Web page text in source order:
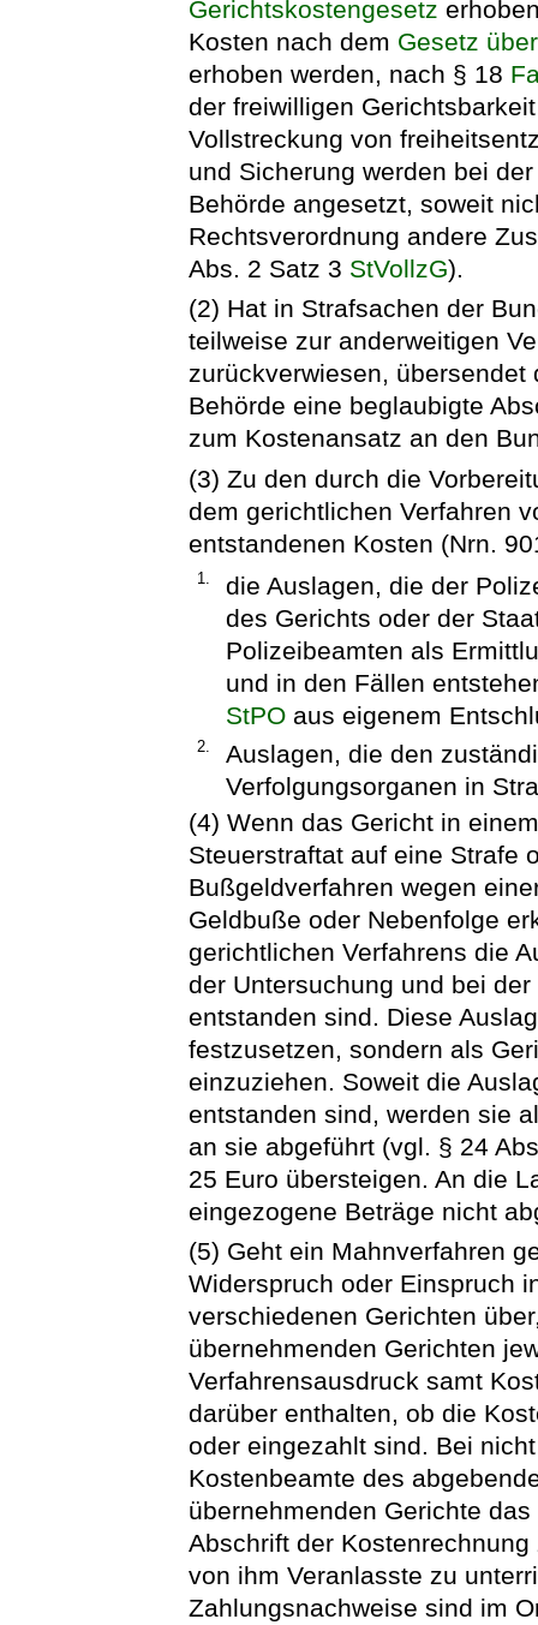
Gerichtskostengesetz
Kosten nach dem Gesetz
erhoben werden, nach § 18
der freiwilligen
Vollstreckung von
und Sicherung werden bei
Behörde angesetzt, soweit
Rechtsverordnung andere
Abs. 2 Satz 3 StVollzG).
(2) Hat in Strafsachen der
teilweise zur anderweitigen
zurückverwiesen,
Behörde eine beglaubigte
zum Kostenansatz an den
(3) Zu den durch die
dem gerichtlichen Verfahren
entstandenen Kosten (Nrn.
1.
die Auslagen, die der
des Gerichts oder der
Polizeibeamten als
und in den Fällen
StPOaus eigenem
2.
Auslagen, die den
Verfolgungsorganen in
(4) Wenn das Gericht in
Steuerstraftat auf eine Strafe
Bußgeldverfahren wegen
Geldbuße oder Nebenfolge
gerichtlichen Verfahrens die
der Untersuchung und bei
entstanden sind. Diese
festzusetzen, sondern als
einzuziehen. Soweit die
entstanden sind, werden sie
an sie abgeführt (vgl. § 24
25 Euro übersteigen. An die
eingezogene Beträge nicht
(5) Geht ein Mahnverfahren
Widerspruch oder Einspruch
verschiedenen Gerichten
übernehmenden Gerichten
Verfahrensausdruck samt
darüber enthalten, ob die
oder eingezahlt sind. Bei
Kostenbeamte des
übernehmenden Gerichte
Abschrift der
von ihm Veranlasste zu
Zahlungsnachweise sind im